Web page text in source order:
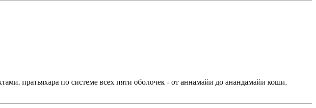
пратьяхара по системе всех пяти оболочек - от аннамайи до анандамайи коши.